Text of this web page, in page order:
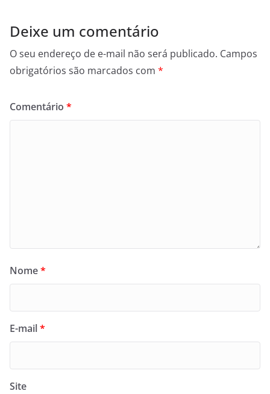
Deixe um comentário
O seu endereço de e-mail não será publicado. Campos
obrigatórios são marcados com *
Comentário *
Nome*
E-mail*
Site